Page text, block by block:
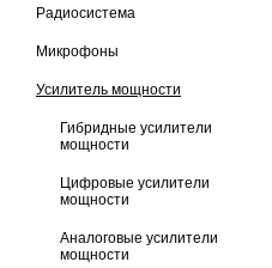
Радиосистема
Микрофоны
Усилитель мощности
Гибридные усилители
мощности
Цифровые усилители
мощности
Аналоговые усилители
мощности